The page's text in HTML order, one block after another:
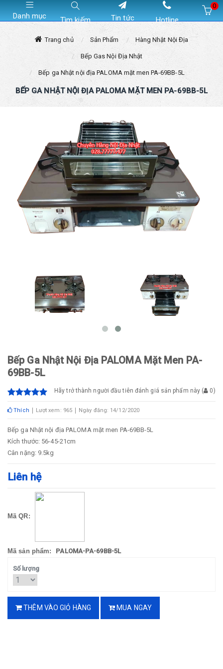
Danh mục Tìm kiếm Tin tức Hotline
0
Trang chủ Sản Phẩm Hàng Nhật Nội Địa
Bếp Gas Nội Địa Nhật
Bếp ga Nhật nội địa PALOMA mặt men PA-69BB-5L
BẾP GA NHẬT NỘI ĐỊA PALOMA MẶT MEN PA-69BB-5L
Bếp Ga Nhật Nội Địa PALOMA Mặt Men PA-
69BB-5L
Hãy trở thành người đầu tiên đánh giá sản phẩm này ( 0)
Thích Lượt xem: 965 Ngày đăng: 14/12/2020
Bếp ga Nhật nội địa PALOMA mặt men PA-69BB-5L
Kích thước: 56-45-21cm
Cân nặng: 9.5kg
Liên hệ
Mã QR:
Mã sản phẩm: PALOMA-PA-69BB-5L
Số lượng
THÊM VÀO GIỎ HÀNG MUA NGAY